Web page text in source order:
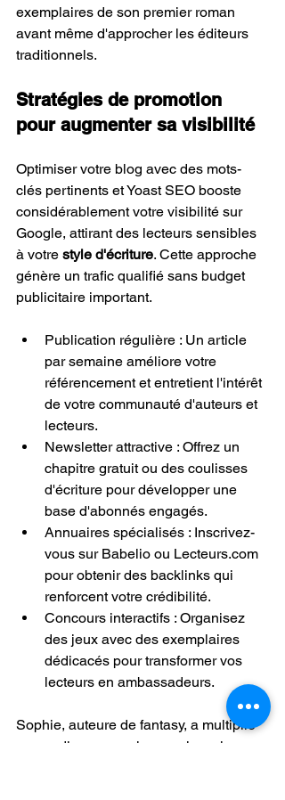
exemplaires de son premier roman
avant même d'approcher les éditeurs
traditionnels.
Stratégies de promotion
pour augmenter sa visibilité
Optimiser votre blog avec des mots-
clés pertinents et Yoast SEO booste
considérablement votre visibilité sur
Google, attirant des lecteurs sensibles
à votre style d'écriture. Cette approche
génère un trafic qualifié sans budget
publicitaire important.
Publication régulière : Un article
par semaine améliore votre
référencement et entretient l'intérêt
de votre communauté d'auteurs et
lecteurs.
Newsletter attractive : Offrez un
chapitre gratuit ou des coulisses
d'écriture pour développer une
base d'abonnés engagés.
Annuaires spécialisés : Inscrivez-
vous sur Babelio ou Lecteurs.com
pour obtenir des backlinks qui
renforcent votre crédibilité.
Concours interactifs : Organisez
des jeux avec des exemplaires
dédicacés pour transformer vos
lecteurs en ambassadeurs.
Sophie, auteure de fantasy, a multiplié
son audience par cinq en six mois